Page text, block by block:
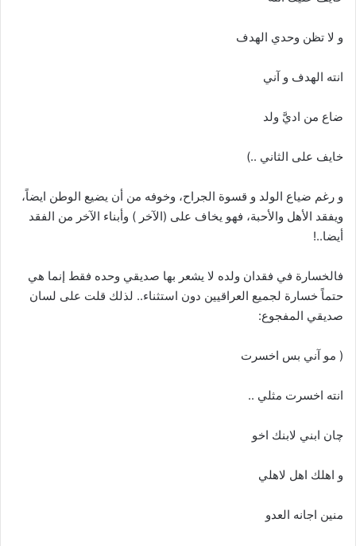
و لا تظن وحدي الهدف
انته الهدف و آني
ضاع من اديَّ ولد
خايف على الثاني ..)
و رغم ضياع الولد و قسوة الجراح، وخوفه من أن يضيع الوطن ايضاً،
ويفقد الأهل والأحبة، فهو يخاف على (الآخر ) وأبناء الآخر من الفقد
أيضا..!
فالخسارة في فقدان ولده لا يشعر بها صديقي وحده فقط إنما هي
حتماً خسارة لجميع العراقيين دون استثناء.. لذلك قلت على لسان
صديقي المفجوع:
( مو آني بس اخسرت
انته اخسرت مثلي ..
چان ابني لابنك اخو
و اهلك اهل لاهلي
منين اجانه العدو